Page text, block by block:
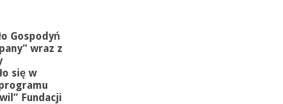
Gospodyń
wraz z
się w
Fundacji